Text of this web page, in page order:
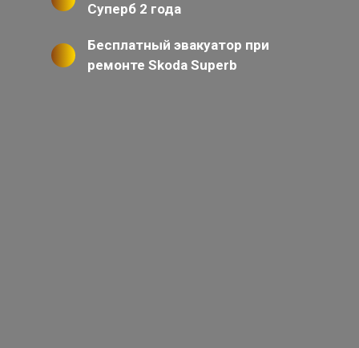
Суперб 2 года
Бесплатный эвакуатор при
ремонте Skoda Superb